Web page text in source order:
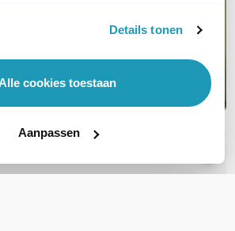
Details tonen
cookies toestaan
Aanpassen
vragen